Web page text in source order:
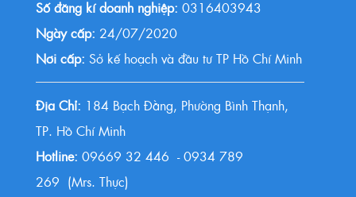
Số đăng kí doanh nghiệp: 0316403943
Ngày cấp: 24/07/2020
Nơi cấp: Sở kế hoạch và đầu tư TP Hồ Chí Minh
Địa Chỉ: 184 Bạch Đằng, Phường Bình Thạnh,
TP. Hồ Chí Minh
Hotline: 09669 32 446 - 0934 789
269 (Mrs. Thực)